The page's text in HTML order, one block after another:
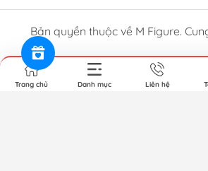
Bản quyền thuộc về M Figure.
Trang chủ Danh mục Liên hệ